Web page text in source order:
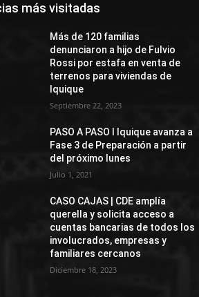
más visitadas
Más de 120 familias
denunciaron a hijo de Fulvio
Rossi por estafa en venta de
terrenos para viviendas de
Iquique
Septiembre 22, 2023
PASO A PASO I Iquique avanza a
Fase 3 de Preparación a partir
del próximo lunes
Julio 1, 2021
CASO CAJAS | CDE amplía
querella y solicita acceso a
cuentas bancarias de todos los
involucrados, empresas y
familiares cercanos
Diciembre 18, 2023